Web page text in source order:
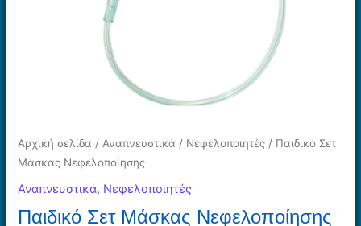
Αρχική σελίδα /Αναπνευστικά / Νεφελοποιητές / Παιδικό Σετ
Μάσκας Νεφελοποίησης
Αναπνευστικά, Νεφελοποιητές
Παιδικό Σετ Μάσκας Νεφελοποίησης